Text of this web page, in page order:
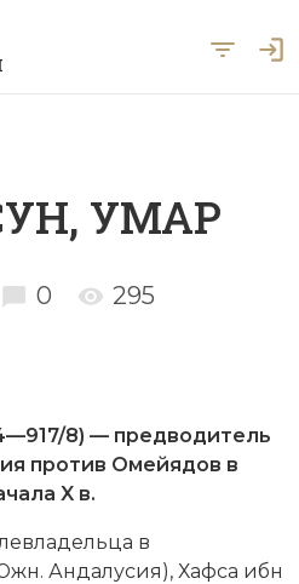
Ш Щ Ы Э
УМАР
0
295
8) — предводитель
против Омейядов в
X в.
в
Андалусия), Хафса ибн